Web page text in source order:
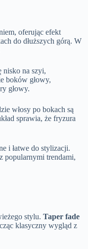
oferując efekt
do dłuższych górą. W
nisko na szyi,
boków głowy,
głowy.
włosy po bokach są
sprawia, że fryzura
i łatwe do stylizacji.
popularnymi trendami,
stylu. Taper fade
klasyczny wygląd z